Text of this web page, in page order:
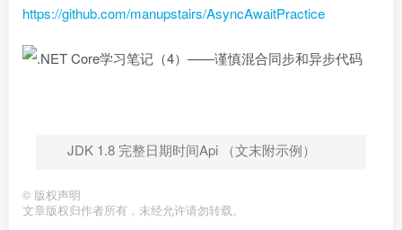
https://github.com/manupstairs/AsyncAwaitPractice
JDK 1.8 完整日期时间Api （文末附示例）
© 版权声明
文章版权归作者所有，未经允许请勿转载。